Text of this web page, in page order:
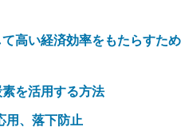
高い経済効率をもたらすため
を活用する方法
用、落下防止